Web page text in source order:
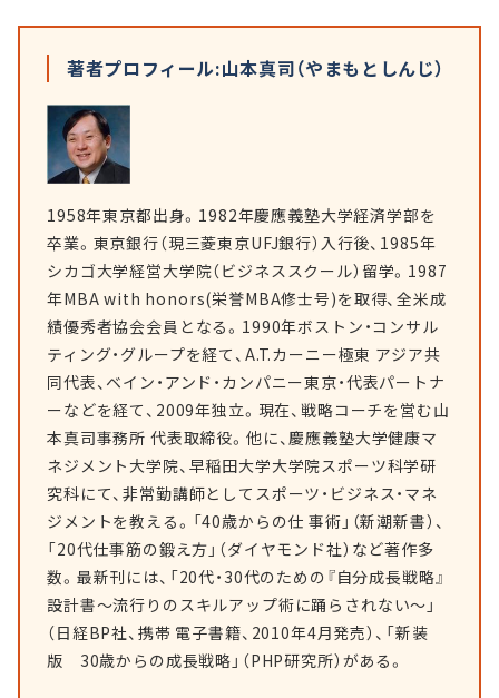
著者プロフィール:山本真司（やまもとしんじ）
1958年東京都出身。1982年慶應義塾大学経済学部を
卒業。東京銀行（現三菱東京UFJ銀行）入行後、1985年
シカゴ大学経営大学院（ビジネススクール）留学。1987
年MBA with honors(栄誉MBA修士号)を取得、全米成
績優秀者協会会員となる。1990年ボストン・コンサル
ティング・グループを経て、A.T.カーニー極東 アジア共
同代表、ベイン・アンド・カンパニー東京・代表パートナ
ーなどを経て、2009年独立。現在、戦略コーチを営む山
本真司事務所 代表取締役。他に、慶應義塾大学健康マ
ネジメント大学院、早稲田大学大学院スポーツ科学研
究科にて、非常勤講師としてスポーツ・ビジネス・マネ
ジメントを教える。「40歳からの仕 事術」（新潮新書）、
「20代仕事筋の鍛え方」（ダイヤモンド社）など著作多
数。最新刊には、「20代・30代のための『自分成長戦略』
設計書～流行りのスキルアップ術に踊らされない～」
（日経BP社、携帯 電子書籍、2010年4月発売）、「新装
版 30歳からの成長戦略」（PHP研究所）がある。